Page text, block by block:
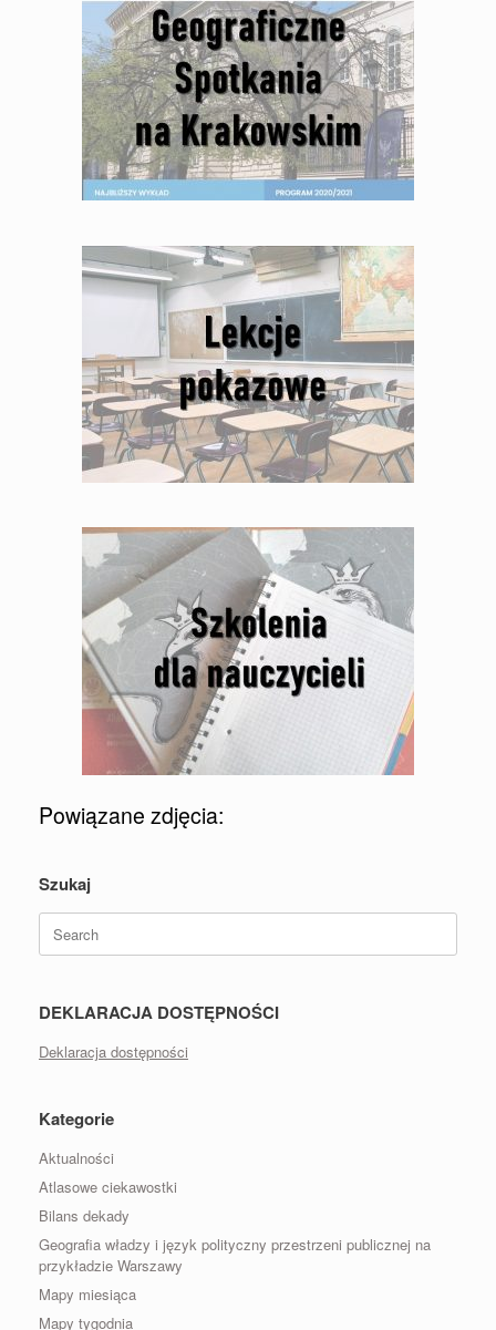
Powiązane zdjęcia:
Szukaj
for:
DEKLARACJA DOSTĘPNOŚCI
Deklaracja dostępności
Kategorie
Aktualności
Atlasowe ciekawostki
Bilans dekady
Geografia władzy i język polityczny przestrzeni publicznej na
przykładzie Warszawy
Mapy miesiąca
Mapy tygodnia